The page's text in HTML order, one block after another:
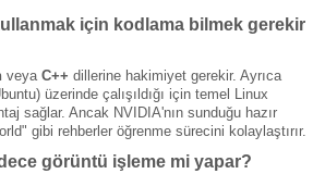
için kodlama bilmek gerekir
veya C++ dillerine hakimiyet gerekir. Ayrıca
üzerinde çalışıldığı için temel Linux
sağlar. Ancak NVIDIA'nın sunduğu hazır
gibi rehberler öğrenme sürecini kolaylaştırır.
görüntü işleme mi yapar?